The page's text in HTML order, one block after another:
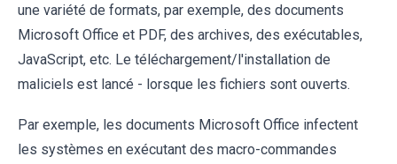
une variété de formats, par exemple, des documents
Microsoft Office et PDF, des archives, des exécutables,
JavaScript, etc. Le téléchargement/l'installation de
maliciels est lancé - lorsque les fichiers sont ouverts.
Par exemple, les documents Microsoft Office infectent
les systèmes en exécutant des macro-commandes